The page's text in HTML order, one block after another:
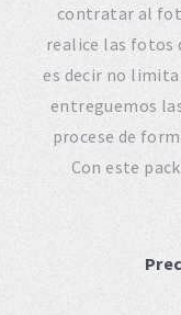
contratar al
realice las fotos
es decir no
entreguemos
procese de
Con este